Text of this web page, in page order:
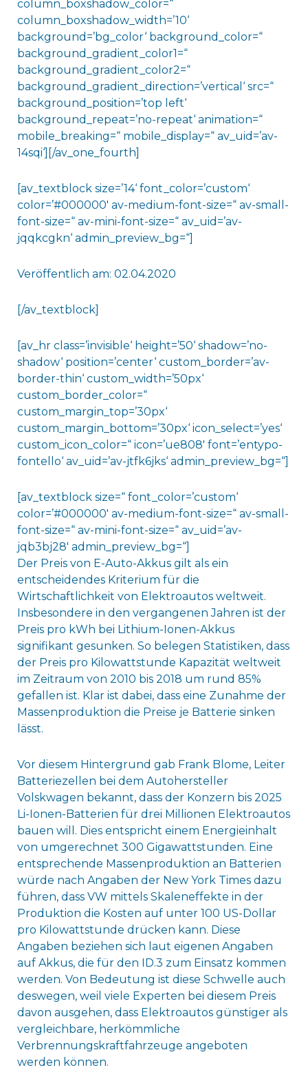
column_boxshadow_color=“
column_boxshadow_width=’10‘
background=’bg_color‘ background_color=“
background_gradient_color1=“
background_gradient_color2=“
background_gradient_direction=’vertical‘ src=“
background_position=’top left‘
background_repeat=’no-repeat‘ animation=“
mobile_breaking=“ mobile_display=“ av_uid=’av-
14sqi‘][/av_one_fourth]
[av_textblock size=’14‘ font_color=’custom‘
color=’#000000′ av-medium-font-size=“ av-small-
font-size=“ av-mini-font-size=“ av_uid=’av-
jqqkcgkn‘ admin_preview_bg=“]
Veröffentlich am: 02.04.2020
[/av_textblock]
[av_hr class=’invisible‘ height=’50‘ shadow=’no-
shadow‘ position=’center‘ custom_border=’av-
border-thin‘ custom_width=’50px‘
custom_border_color=“
custom_margin_top=’30px‘
custom_margin_bottom=’30px‘ icon_select=’yes‘
custom_icon_color=“ icon=’ue808′ font=’entypo-
fontello‘ av_uid=’av-jtfk6jks‘ admin_preview_bg=“]
[av_textblock size=“ font_color=’custom‘
color=’#000000′ av-medium-font-size=“ av-small-
font-size=“ av-mini-font-size=“ av_uid=’av-
jqb3bj28′ admin_preview_bg=“]
Der Preis von E-Auto-Akkus gilt als ein
entscheidendes Kriterium für die
Wirtschaftlichkeit von Elektroautos weltweit.
Insbesondere in den vergangenen Jahren ist der
Preis pro kWh bei Lithium-Ionen-Akkus
signifikant gesunken. So belegen Statistiken, dass
der Preis pro Kilowattstunde Kapazität weltweit
im Zeitraum von 2010 bis 2018 um rund 85%
gefallen ist. Klar ist dabei, dass eine Zunahme der
Massenproduktion die Preise je Batterie sinken
lässt.
Vor diesem Hintergrund gab Frank Blome, Leiter
Batteriezellen bei dem Autohersteller
Volskwagen bekannt, dass der Konzern bis 2025
Li-Ionen-Batterien für drei Millionen Elektroautos
bauen will. Dies entspricht einem Energieinhalt
von umgerechnet 300 Gigawattstunden. Eine
entsprechende Massenproduktion an Batterien
würde nach Angaben der New York Times dazu
führen, dass VW mittels Skaleneffekte in der
Produktion die Kosten auf unter 100 US-Dollar
pro Kilowattstunde drücken kann. Diese
Angaben beziehen sich laut eigenen Angaben
auf Akkus, die für den ID.3 zum Einsatz kommen
werden. Von Bedeutung ist diese Schwelle auch
deswegen, weil viele Experten bei diesem Preis
davon ausgehen, dass Elektroautos günstiger als
vergleichbare, herkömmliche
Verbrennungskraftfahrzeuge angeboten
werden können.